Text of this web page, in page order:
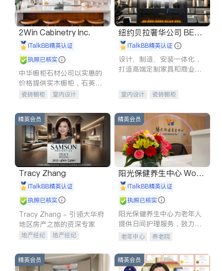
2Win Cabinetry Inc.
iTalkBB精英认证
执照已核实
中华橱柜石材公司以实惠的
价格提供实木橱柜，石英石
台面，多种优质不锈钢水
质厨房，家的选择。
瓷砖橱柜
室内设计
室内装修
纽约贝拉奢华公司 BELL
A LUXE
iTalkBB精英认证
设计、制造、安装一体化，
打造高端定制家具和商业空
室内设计
瓷砖橱柜
售前软装staging
室内装修
精英会员
Tracy Zhang
iTalkBB精英认证
执照已核实
Tracy Zhang - 引领大华府
地区房产之旅的资深专家
地产经纪
地产经纪
商铺租售
开发商建商
精英会员
阳光保健养生中心 World
shine
iTalkBB精英认证
执照已核实
阳光保健养生中心为老年人
提供日间护理服务，致力于
通过持续的护理创新来有效
老年中心 养老院
精英会员 精英会员